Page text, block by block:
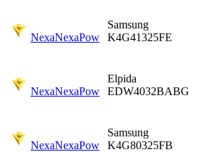
NexaNexaPow
Samsung
K4G41325FE
NexaNexaPow
Elpida
EDW4032BABG
NexaNexaPow
Samsung
K4G80325FB